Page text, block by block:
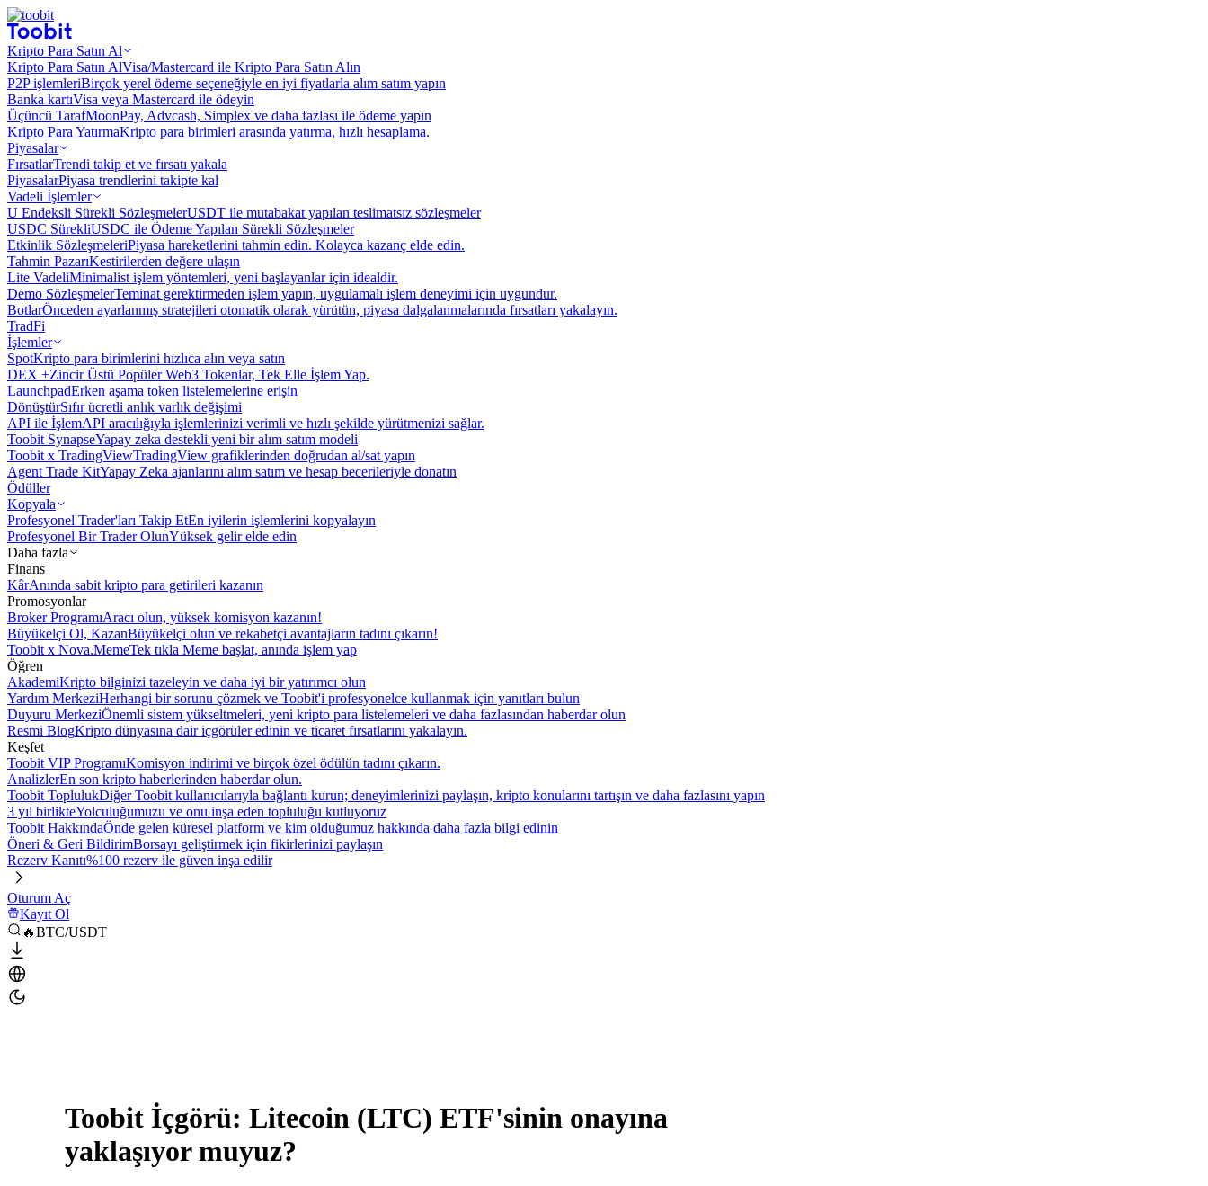
Kripto Para Satın Al
Kripto Para Satın AlVisa/Mastercard ile Kripto Para Satın Alın
P2P işlemleriBirçok yerel ödeme seçeneğiyle en iyi fiyatlarla alım satım yapın
Banka kartıVisa veya Mastercard ile ödeyin
Üçüncü TarafMoonPay, Advcash, Simplex ve daha fazlası ile ödeme yapın
Kripto Para YatırmaKripto para birimleri arasında yatırma, hızlı hesaplama.
Piyasalar
FırsatlarTrendi takip et ve fırsatı yakala
PiyasalarPiyasa trendlerini takipte kal
Vadeli İşlemler
U Endeksli Sürekli SözleşmelerUSDT ile mutabakat yapılan teslimatsız sözleşmeler
USDC SürekliUSDC ile Ödeme Yapılan Sürekli Sözleşmeler
Etkinlik SözleşmeleriPiyasa hareketlerini tahmin edin. Kolayca kazanç elde edin.
Tahmin PazarıKestirilerden değere ulaşın
Lite VadeliMinimalist işlem yöntemleri, yeni başlayanlar için idealdir.
Demo SözleşmelerTeminat gerektirmeden işlem yapın, uygulamalı işlem deneyimi için uygundur.
BotlarÖnceden ayarlanmış stratejileri otomatik olarak yürütün, piyasa dalgalanmalarında fırsatları yakalayın.
TradFi
İşlemler
SpotKripto para birimlerini hızlıca alın veya satın
DEX +Zincir Üstü Popüler Web3 Tokenlar, Tek Elle İşlem Yap.
LaunchpadErken aşama token listelemelerine erişin
DönüştürSıfır ücretli anlık varlık değişimi
API ile İşlemAPI aracılığıyla işlemlerinizi verimli ve hızlı şekilde yürütmenizi sağlar.
Toobit SynapseYapay zeka destekli yeni bir alım satım modeli
Toobit x TradingViewTradingView grafiklerinden doğrudan al/sat yapın
Agent Trade KitYapay Zeka ajanlarını alım satım ve hesap becerileriyle donatın
Ödüller
Kopyala
Profesyonel Trader'ları Takip EtEn iyilerin işlemlerini kopyalayın
Profesyonel Bir Trader OlunYüksek gelir elde edin
Daha fazla
Finans
KârAnında sabit kripto para getirileri kazanın
Promosyonlar
Broker ProgramıAracı olun, yüksek komisyon kazanın!
Büyükelçi Ol, KazanBüyükelçi olun ve rekabetçi avantajların tadını çıkarın!
Toobit x Nova.MemeTek tıkla Meme başlat, anında işlem yap
Öğren
AkademiKripto bilginizi tazeleyin ve daha iyi bir yatırımcı olun
Yardım MerkeziHerhangi bir sorunu çözmek ve Toobit'i profesyonelce kullanmak için yanıtları bulun
Duyuru MerkeziÖnemli sistem yükseltmeleri, yeni kripto para listelemeleri ve daha fazlasından haberdar olun
Resmi BlogKripto dünyasına dair içgörüler edinin ve ticaret fırsatlarını yakalayın.
Keşfet
Toobit VIP ProgramıKomisyon indirimi ve birçok özel ödülün tadını çıkarın.
AnalizlerEn son kripto haberlerinden haberdar olun.
Toobit ToplulukDiğer Toobit kullanıcılarıyla bağlantı kurun; deneyimlerinizi paylaşın, kripto konularını tartışın ve daha fazlasını yapın
3 yıl birlikteYolculuğumuzu ve onu inşa eden topluluğu kutluyoruz
Toobit HakkındaÖnde gelen küresel platform ve kim olduğumuz hakkında daha fazla bilgi edinin
Öneri & Geri BildirimBorsayı geliştirmek için fikirlerinizi paylaşın
Rezerv Kanıtı%100 rezerv ile güven inşa edilir
Oturum Aç
Kayıt Ol
🔥BTC/USDT
Toobit İçgörü: Litecoin (LTC) ETF'sinin onayına
yaklaşıyor muyuz?